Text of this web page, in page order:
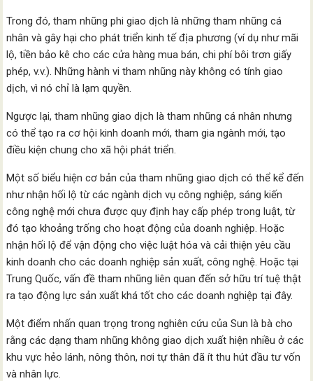
Trong đó, tham nhũng phi giao dịch là những tham nhũng cá
nhân và gây hại cho phát triển kinh tế địa phương (ví dụ như mãi
lộ, tiền bảo kê cho các cửa hàng mua bán, chi phí bôi trơn giấy
phép, v.v.). Những hành vi tham nhũng này không có tính giao
dịch, vì nó chỉ là lạm quyền.
Ngược lại, tham nhũng giao dịch là tham nhũng cá nhân nhưng
có thể tạo ra cơ hội kinh doanh mới, tham gia ngành mới, tạo
điều kiện chung cho xã hội phát triển.
Một số biểu hiện cơ bản của tham nhũng giao dịch có thể kể đến
như nhận hối lộ từ các ngành dịch vụ công nghiệp, sáng kiến
công nghệ mới chưa được quy định hay cấp phép trong luật, từ
đó tạo khoảng trống cho hoạt động của doanh nghiệp. Hoặc
nhận hối lộ để vận động cho việc luật hóa và cải thiện yêu cầu
kinh doanh cho các doanh nghiệp sản xuất, công nghệ. Hoặc tại
Trung Quốc, vấn đề tham nhũng liên quan đến sở hữu trí tuệ thật
ra tạo động lực sản xuất khá tốt cho các doanh nghiệp tại đây.
Một điểm nhấn quan trọng trong nghiên cứu của Sun là bà cho
rằng các dạng tham nhũng không giao dịch xuất hiện nhiều ở các
khu vực hẻo lánh, nông thôn, nơi tự thân đã ít thu hút đầu tư vốn
và nhân lực.